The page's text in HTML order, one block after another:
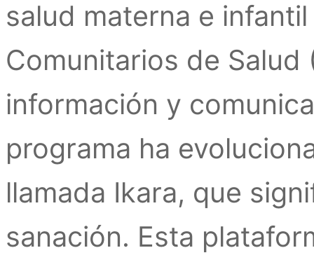
salud materna e
Comunitarios de
información y
programa ha
llamada Ikara, que
sanación. Esta